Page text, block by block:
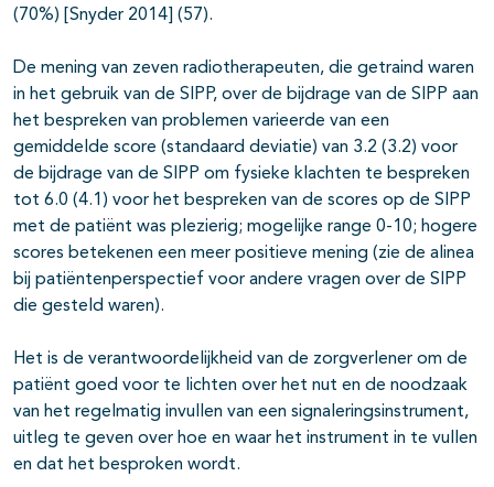
(70%) [Snyder 2014] (57).
De mening van zeven radiotherapeuten, die getraind waren
in het gebruik van de SIPP, over de bijdrage van de SIPP aan
het bespreken van problemen varieerde van een
gemiddelde score (standaard deviatie) van 3.2 (3.2) voor
de bijdrage van de SIPP om fysieke klachten te bespreken
tot 6.0 (4.1) voor het bespreken van de scores op de SIPP
met de patiënt was plezierig; mogelijke range 0-10; hogere
scores betekenen een meer positieve mening (zie de alinea
bij patiëntenperspectief voor andere vragen over de SIPP
die gesteld waren).
Het is de verantwoordelijkheid van de zorgverlener om de
patiënt goed voor te lichten over het nut en de noodzaak
van het regelmatig invullen van een signaleringsinstrument,
uitleg te geven over hoe en waar het instrument in te vullen
en dat het besproken wordt.